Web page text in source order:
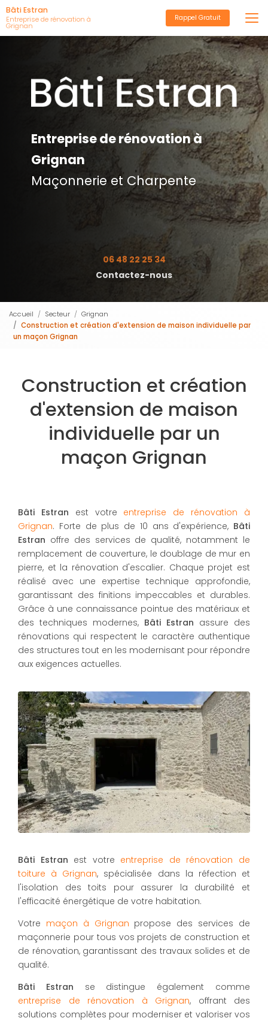
Aller
au
contenu
Bâti Estran
Entreprise de rénovation à
Grignan
Rappel Gratuit
Entreprise de rénovation à
Grignan
Maçonnerie et Charpente
06 48 22 25 34
Contactez-nous
Accueil Secteur
Grignan
Construction et création d'extension de maison individuelle par
un maçon Grignan
Construction et création
d'extension de maison
individuelle par un
maçon Grignan
Bâti Estran est votre entreprise de rénovation à
Grignan. Forte de plus de 10 ans d'expérience, Bâti
Estran offre des services de qualité, notamment le
remplacement de couverture, le doublage de mur en
pierre, et la rénovation d'escalier. Chaque projet est
réalisé avec une expertise technique approfondie,
garantissant des finitions impeccables et durables.
Grâce à une connaissance pointue des matériaux et
des techniques modernes, Bâti Estran assure des
rénovations qui respectent le caractère authentique
des structures tout en les modernisant pour répondre
aux exigences actuelles.
Bâti Estran est votre entreprise de rénovation de
toiture à Grignan, spécialisée dans la réfection et
l'isolation des toits pour assurer la durabilité et
l'efficacité énergétique de votre habitation.
Votre maçon à Grignan propose des services de
maçonnerie pour tous vos projets de construction et
de rénovation, garantissant des travaux solides et de
qualité.
Bâti Estran se distingue également comme
entreprise de rénovation à Grignan, offrant des
solutions complètes pour moderniser et valoriser vos